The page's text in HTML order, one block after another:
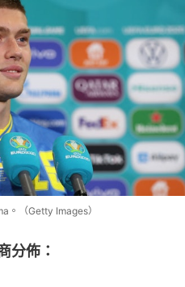
。（Getty Images）
分佈：